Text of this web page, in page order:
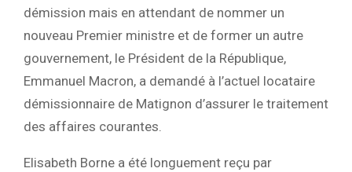
démission mais en attendant de nommer un
nouveau Premier ministre et de former un autre
gouvernement, le Président de la République,
Emmanuel Macron, a demandé à l’actuel locataire
démissionnaire de Matignon d’assurer le traitement
des affaires courantes.
Elisabeth Borne a été longuement reçu par